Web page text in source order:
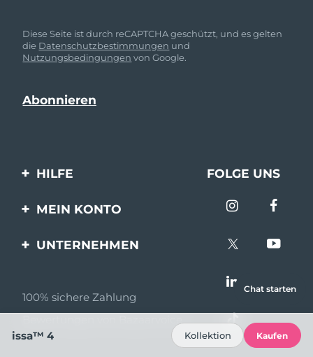
Diese Seite ist durch reCAPTCHA geschützt, und es gelten
die Datenschutzbestimmungen und
Nutzungsbedingungen von Google.
HILFE
Kontaktiere uns
FOLGE UNS
MEIN KONTO
UNTERNEHMEN
Partnerprogramm
100% sichere Zahlung
Chat starten
issa™ 4 Kollektion Kaufen